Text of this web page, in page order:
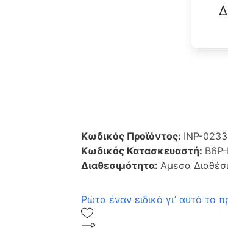
Κωδικός Προϊόντος: INP-0233
Κωδικός Κατασκευαστή: B6P-
Διαθεσιμότητα: Άμεσα
Ρώτα έναν ειδικό γι’ αυτό το